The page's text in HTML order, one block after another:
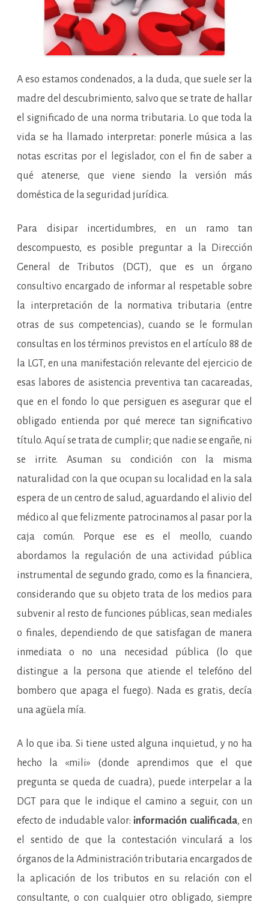
A eso estamos condenados, a la duda, que suele ser la
madre del descubrimiento, salvo que se trate de hallar
el significado de una norma tributaria. Lo que toda la
vida se ha llamado interpretar: ponerle música a las
notas escritas por el legislador, con el fin de saber a
qué atenerse, que viene siendo la versión más
doméstica de la seguridad jurídica.
Para disipar incertidumbres, en un ramo tan
descompuesto, es posible preguntar a la Dirección
General de Tributos (DGT), que es un órgano
consultivo encargado de informar al respetable sobre
la interpretación de la normativa tributaria (entre
otras de sus competencias), cuando se le formulan
consultas en los términos previstos en el artículo 88 de
la LGT, en una manifestación relevante del ejercicio de
esas labores de asistencia preventiva tan cacareadas,
que en el fondo lo que persiguen es asegurar que el
obligado entienda por qué merece tan significativo
título. Aquí se trata de cumplir; que nadie se engañe, ni
se irrite. Asuman su condición con la misma
naturalidad con la que ocupan su localidad en la sala
espera de un centro de salud, aguardando el alivio del
médico al que felizmente patrocinamos al pasar por la
caja común. Porque ese es el meollo, cuando
abordamos la regulación de una actividad pública
instrumental de segundo grado, como es la financiera,
considerando que su objeto trata de los medios para
subvenir al resto de funciones públicas, sean mediales
o finales, dependiendo de que satisfagan de manera
inmediata o no una necesidad pública (lo que
distingue a la persona que atiende el telefóno del
bombero que apaga el fuego). Nada es gratis, decía
una agüela mía.
A lo que iba. Si tiene usted alguna inquietud, y no ha
hecho la «mili» (donde aprendimos que el que
pregunta se queda de cuadra), puede interpelar a la
DGT para que le indique el camino a seguir, con un
efecto de indudable valor: información cualificada, en
el sentido de que la contestación vinculará a los
órganos de la Administración tributaria encargados de
la aplicación de los tributos en su relación con el
consultante, o con cualquier otro obligado, siempre